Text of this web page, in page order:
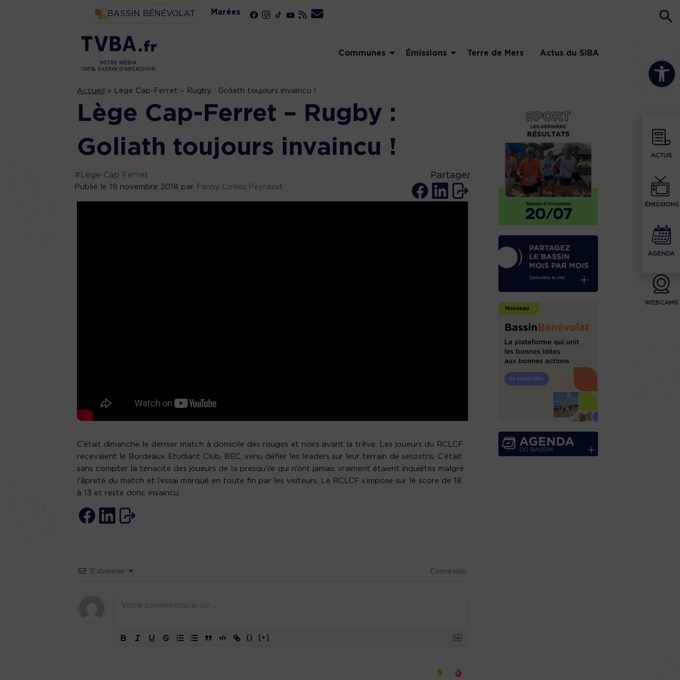
Ouvrir la
ACTUS
ÉMISSIONS
AGENDA
WEBCAMS
BASSIN BÉNÉVOLAT Marées
Communes Émissions Terre de Mers Actus du SIBA
Accueil » Lège Cap-Ferret – Rugby : Goliath toujours invaincu !
Lège Cap-Ferret – Rugby :
Goliath toujours invaincu !
#Lège-Cap Ferret
Publié le 19 novembre 2018 par Fanny Colleu Peyrazat
Partager
C’était dimanche le dernier match à domicile des rouges et noirs avant la trêve. Les joueurs du RCLCF
recevaient le Bordeaux Etudiant Club, BEC, venu défier les leaders sur leur terrain de sesostris. C’était
sans compter la ténacité des joueurs de la presqu’ile qui n’ont jamais vraiment étaient inquiétés malgré
l’âpreté du match et l’essai marqué en toute fin par les visiteurs. Le RCLCF s’impose sur le score de 18
à 13 et reste donc invaincu.
S’abonner Connexion
{} [+]